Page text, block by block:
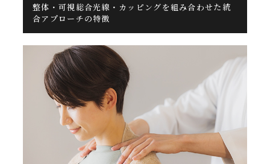
整体・可視総合光線・カッピングを組み合わせた統
合アプローチの特徴